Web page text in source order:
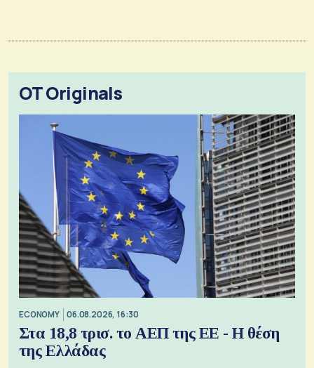
OT Originals
ECONOMY 06.08.2026, 16:30
Στα 18,8 τρισ. το ΑΕΠ της ΕΕ - Η θέση
της Ελλάδας